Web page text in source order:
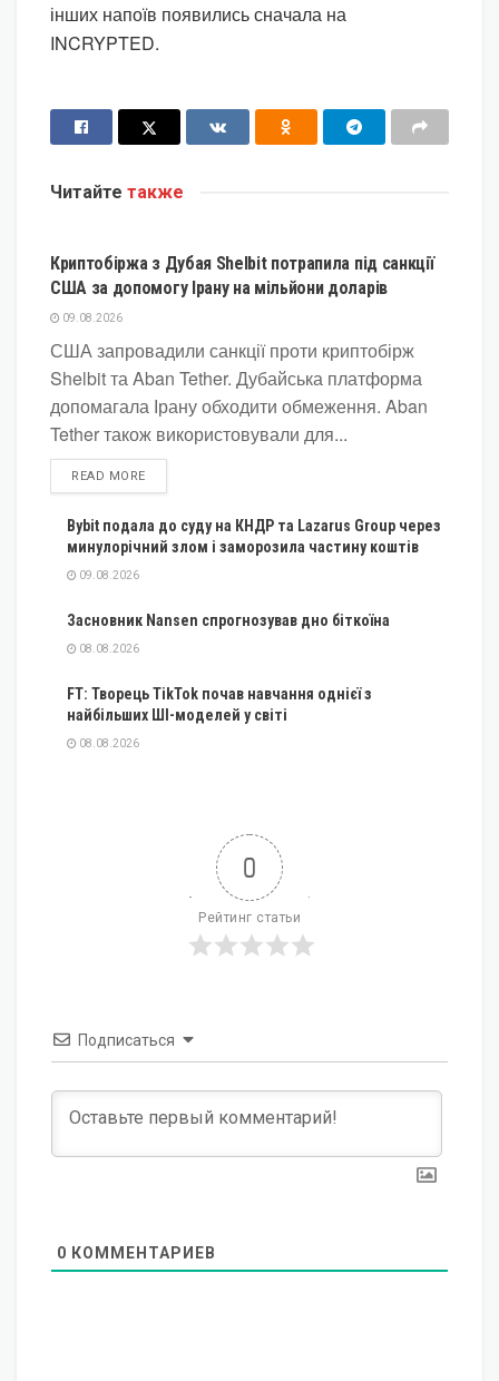
інших напоїв появились сначала на
INCRYPTED.
Читайте также
Криптобіржа з Дубая Shelbit потрапила під санкції
США за допомогу Ірану на мільйони доларів
09.08.2026
США запровадили санкції проти криптобірж
Shelbit та Aban Tether. Дубайська платформа
допомагала Ірану обходити обмеження. Aban
Tether також використовували для...
READ MOREDETAILS
Bybit подала до суду на КНДР та Lazarus Group через
минулорічний злом і заморозила частину коштів
09.08.2026
Засновник Nansen спрогнозував дно біткоїна
08.08.2026
FT: Творець TikTok почав навчання однієї з
найбільших ШІ-моделей у світі
08.08.2026
0
Рейтинг статьи
Подписаться
0 КОММЕНТАРИЕВ